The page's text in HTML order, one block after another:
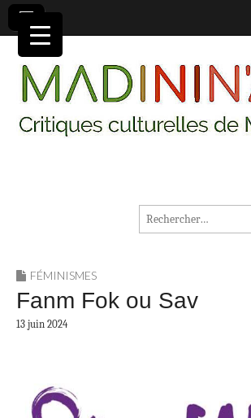
MADININ'ART
Rechercher :
FÉMINISMES
Fanm Fok ou Sav
13 juin 2024